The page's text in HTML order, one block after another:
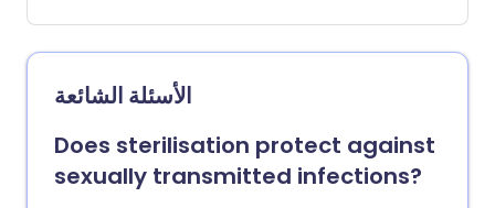
الأسئلة الشائعة
Does sterilisation protect against
sexually transmitted infections?